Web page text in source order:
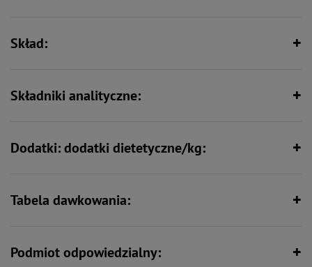
Skład:
Składniki analityczne:
Dodatki: dodatki dietetyczne/kg:
Tabela dawkowania:
Podmiot odpowiedzialny: